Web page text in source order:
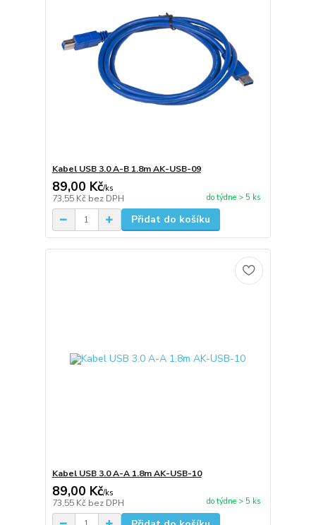
Kabel USB 3.0 A-B 1.8m AK-USB-09
89,00 Kč/ks
73,55 Kč bez DPH do týdne > 5 ks
Přidat do košíku
Kabel USB 3.0 A-A 1.8m AK-USB-10
89,00 Kč/ks
73,55 Kč bez DPH do týdne > 5 ks